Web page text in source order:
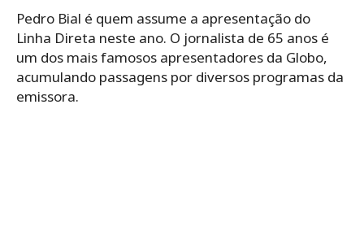
Pedro Bial é quem assume a apresentação do
Linha Direta neste ano. O jornalista de 65 anos é
um dos mais famosos apresentadores da Globo,
acumulando passagens por diversos programas da
emissora.